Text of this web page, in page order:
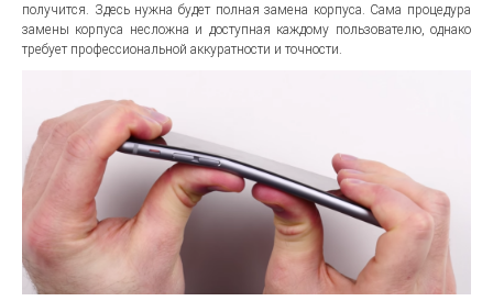
получится. Здесь нужна будет полная замена корпуса. Сама процедура
замены корпуса несложна и доступная каждому пользователю, однако
требует профессиональной аккуратности и точности.